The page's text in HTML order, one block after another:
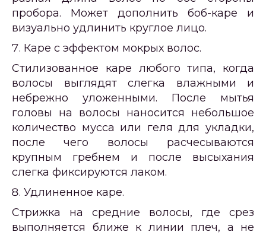
пробора. Может дополнить боб-каре и
визуально удлинить круглое лицо.
Каре с эффектом мокрых волос.
Стилизованное каре любого типа, когда
волосы выглядят слегка влажными и
небрежно уложенными. После мытья
головы на волосы наносится небольшое
количество мусса или геля для укладки,
после чего волосы расчесываются
крупным гребнем и после высыхания
слегка фиксируются лаком.
Удлиненное каре.
Стрижка на средние волосы, где срез
выполняется ближе к линии плеч, а не